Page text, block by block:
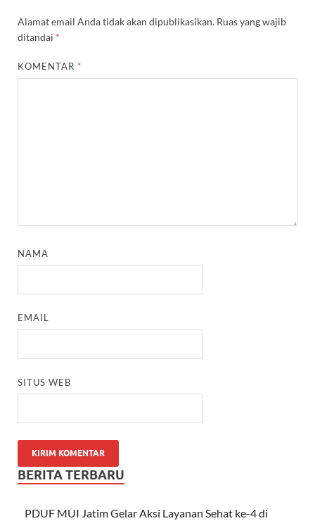
Alamat email Anda tidak akan dipublikasikan. Ruas yang wajib
ditandai *
KOMENTAR *
NAMA
EMAIL
SITUS WEB
BERITA TERBARU
PDUF MUI Jatim Gelar Aksi Layanan Sehat ke-4 di